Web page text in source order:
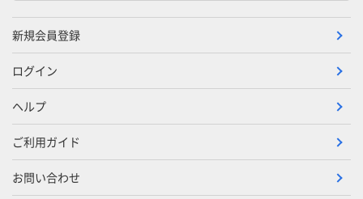
新規会員登録
ログイン
ヘルプ
ご利用ガイド
お問い合わせ